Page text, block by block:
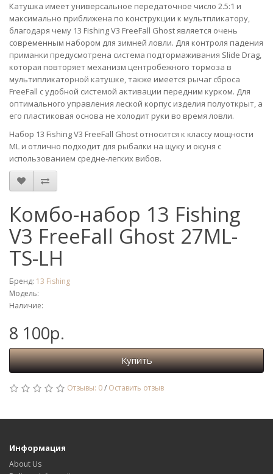
Катушка имеет универсальное передаточное число 2.5:1 и
максимально приближена по конструкции к мультпликатору,
благодаря чему 13 Fishing V3 FreeFall Ghost является очень
современным набором для зимней ловли. Для контроля падения
приманки предусмотрена система подтормаживания Slide Drag,
которая повторяет механизм центробежного тормоза в
мультипликаторной катушке, также имеется рычаг сброса
FreeFall с удобной системой активации передним курком. Для
оптимального управления леской корпус изделия полуоткрыт, а
его пластиковая основа не холодит руки во время ловли.
Набор 13 Fishing V3 FreeFall Ghost относится к классу мощности
ML и отлично подходит для рыбалки на щуку и окуня с
использованием средне-легких вибов.
Комбо-набор 13 Fishing
V3 FreeFall Ghost 27ML-
TS-LH
Бренд: 13 Fishing
Модель:
Наличие:
8 100р.
Купить
Отзывы: 0/ Оставить отзыв
Информация
About Us